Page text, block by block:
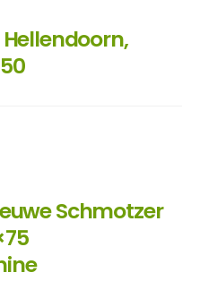
Schmotzer